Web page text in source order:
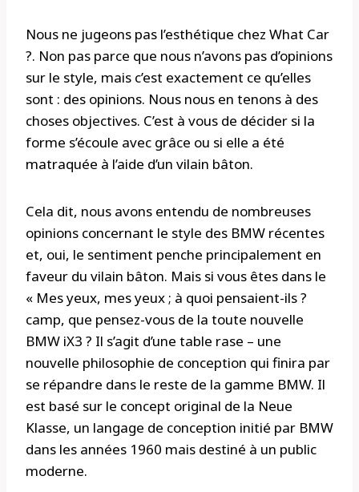
Nous ne jugeons pas l’esthétique chez What Car
?. Non pas parce que nous n’avons pas d’opinions
sur le style, mais c’est exactement ce qu’elles
sont : des opinions. Nous nous en tenons à des
choses objectives. C’est à vous de décider si la
forme s’écoule avec grâce ou si elle a été
matraquée à l’aide d’un vilain bâton.
Cela dit, nous avons entendu de nombreuses
opinions concernant le style des BMW récentes
et, oui, le sentiment penche principalement en
faveur du vilain bâton. Mais si vous êtes dans le
« Mes yeux, mes yeux ; à quoi pensaient-ils ?
camp, que pensez-vous de la toute nouvelle
BMW iX3 ? Il s’agit d’une table rase – une
nouvelle philosophie de conception qui finira par
se répandre dans le reste de la gamme BMW. Il
est basé sur le concept original de la Neue
Klasse, un langage de conception initié par BMW
dans les années 1960 mais destiné à un public
moderne.